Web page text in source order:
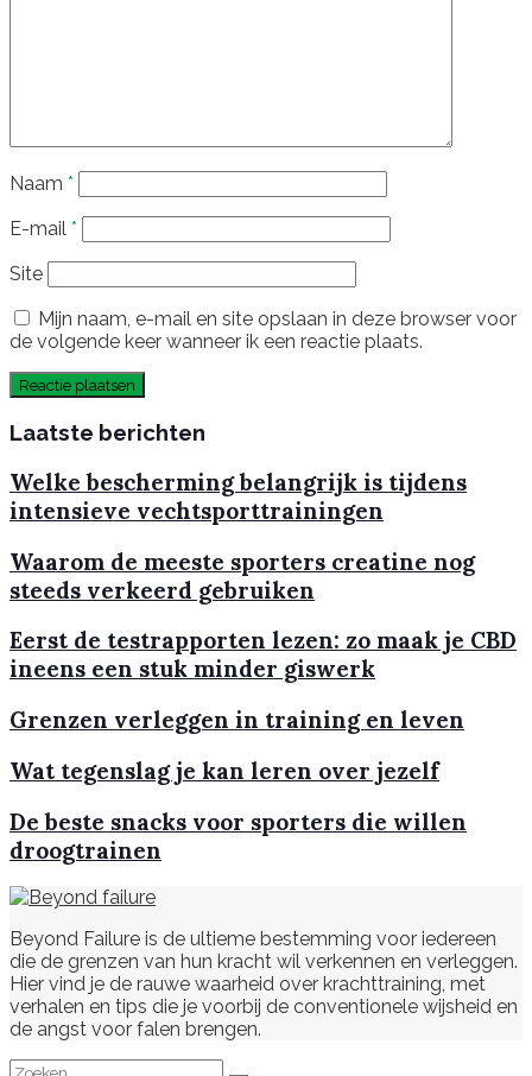
Naam *
E-mail *
Site
Mijn naam, e-mail en site opslaan in deze browser voor
de volgende keer wanneer ik een reactie plaats.
Laatste berichten
Welke bescherming belangrijk is tijdens
intensieve vechtsporttrainingen
Waarom de meeste sporters creatine nog
steeds verkeerd gebruiken
Eerst de testrapporten lezen: zo maak je CBD
ineens een stuk minder giswerk
Grenzen verleggen in training en leven
Wat tegenslag je kan leren over jezelf
De beste snacks voor sporters die willen
droogtrainen
Beyond Failure is de ultieme bestemming voor iedereen
die de grenzen van hun kracht wil verkennen en verleggen.
Hier vind je de rauwe waarheid over krachttraining, met
verhalen en tips die je voorbij de conventionele wijsheid en
de angst voor falen brengen.